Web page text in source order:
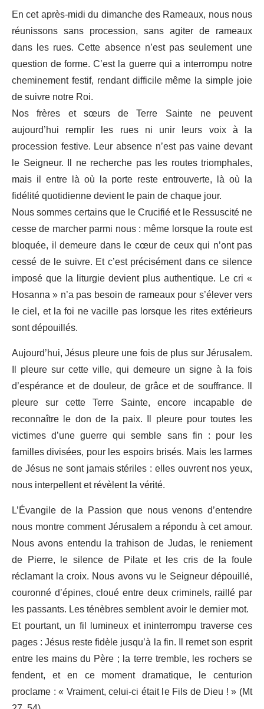
En cet après-midi du dimanche des Rameaux, nous nous
réunissons sans procession, sans agiter de rameaux
dans les rues. Cette absence n’est pas seulement une
question de forme. C’est la guerre qui a interrompu notre
cheminement festif, rendant difficile même la simple joie
de suivre notre Roi.
Nos frères et sœurs de Terre Sainte ne peuvent
aujourd’hui remplir les rues ni unir leurs voix à la
procession festive. Leur absence n’est pas vaine devant
le Seigneur. Il ne recherche pas les routes triomphales,
mais il entre là où la porte reste entrouverte, là où la
fidélité quotidienne devient le pain de chaque jour.
Nous sommes certains que le Crucifié et le Ressuscité ne
cesse de marcher parmi nous : même lorsque la route est
bloquée, il demeure dans le cœur de ceux qui n’ont pas
cessé de le suivre. Et c’est précisément dans ce silence
imposé que la liturgie devient plus authentique. Le cri «
Hosanna » n’a pas besoin de rameaux pour s’élever vers
le ciel, et la foi ne vacille pas lorsque les rites extérieurs
sont dépouillés.
Aujourd’hui, Jésus pleure une fois de plus sur Jérusalem.
Il pleure sur cette ville, qui demeure un signe à la fois
d’espérance et de douleur, de grâce et de souffrance. Il
pleure sur cette Terre Sainte, encore incapable de
reconnaître le don de la paix. Il pleure pour toutes les
victimes d’une guerre qui semble sans fin : pour les
familles divisées, pour les espoirs brisés. Mais les larmes
de Jésus ne sont jamais stériles : elles ouvrent nos yeux,
nous interpellent et révèlent la vérité.
L’Évangile de la Passion que nous venons d’entendre
nous montre comment Jérusalem a répondu à cet amour.
Nous avons entendu la trahison de Judas, le reniement
de Pierre, le silence de Pilate et les cris de la foule
réclamant la croix. Nous avons vu le Seigneur dépouillé,
couronné d’épines, cloué entre deux criminels, raillé par
les passants. Les ténèbres semblent avoir le dernier mot.
Et pourtant, un fil lumineux et ininterrompu traverse ces
pages : Jésus reste fidèle jusqu’à la fin. Il remet son esprit
entre les mains du Père ; la terre tremble, les rochers se
fendent, et en ce moment dramatique, le centurion
proclame : « Vraiment, celui-ci était le Fils de Dieu ! » (Mt